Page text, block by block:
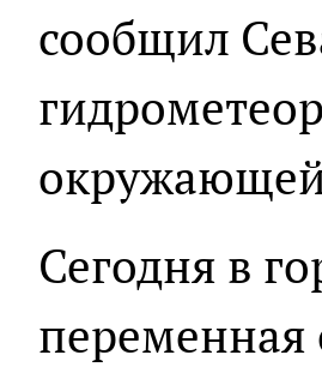
сообщил
Сегодня в
переменная